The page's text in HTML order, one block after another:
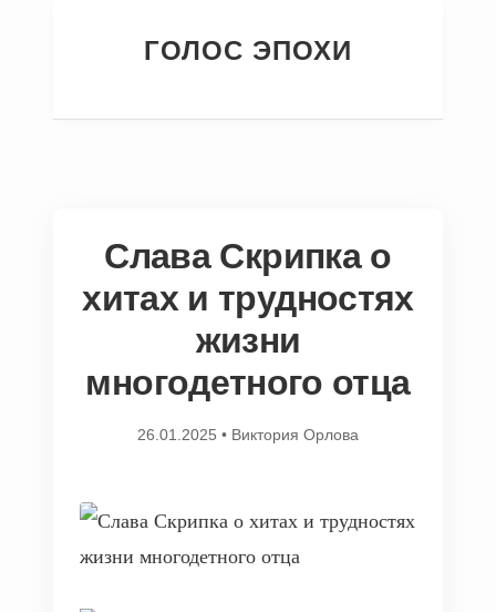
ГОЛОС ЭПОХИ
Слава Скрипка о
хитах и трудностях
жизни
многодетного отца
26.01.2025 • Виктория Орлова